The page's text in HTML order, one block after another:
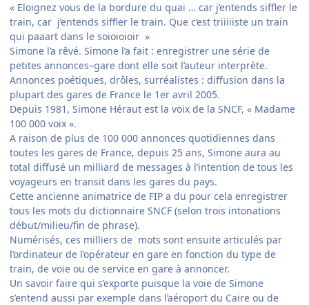
« Eloignez vous de la bordure du quai … car j’entends siffler le
train, car j’entends siffler le train. Que c’est triiiiiste un train
qui paaart dans le soioioioir »
Simone l’a rêvé. Simone l’a fait : enregistrer une série de
petites annonces–gare dont elle soit l’auteur interprète.
Annonces poétiques, drôles, surréalistes : diffusion dans la
plupart des gares de France le 1er avril 2005.
Depuis 1981, Simone Héraut est la voix de la SNCF, « Madame
100 000 voix ».
A raison de plus de 100 000 annonces quotidiennes dans
toutes les gares de France, depuis 25 ans, Simone aura au
total diffusé un milliard de messages à l’intention de tous les
voyageurs en transit dans les gares du pays.
Cette ancienne animatrice de FIP a du pour cela enregistrer
tous les mots du dictionnaire SNCF (selon trois intonations
début/milieu/fin de phrase).
Numérisés, ces milliers de mots sont ensuite articulés par
l’ordinateur de l’opérateur en gare en fonction du type de
train, de voie ou de service en gare à annoncer.
Un savoir faire qui s’exporte puisque la voie de Simone
s’entend aussi par exemple dans l’aéroport du Caire ou de